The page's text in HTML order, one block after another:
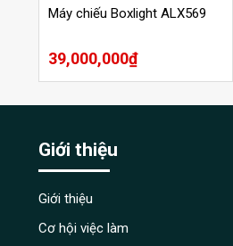
Máy chiếu Boxlight ALX569
39,000,000₫
Giới thiệu
Giới thiệu
Cơ hội việc làm